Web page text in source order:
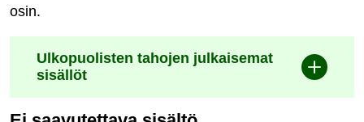
osin.
Ulkopuolisten tahojen julkaisemat
sisällöt